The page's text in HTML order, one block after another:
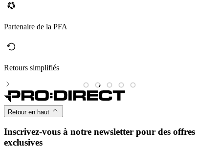
Partenaire de la PFA
Retours simplifiés
Retour en haut
Inscrivez-vous à notre newsletter pour des offres
exclusives